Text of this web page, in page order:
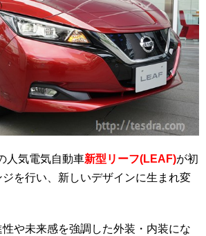
人気電気自動車新型リーフ(LEAF)が初
を行い、新しいデザインに生まれ変
や未来感を強調した外装・内装にな